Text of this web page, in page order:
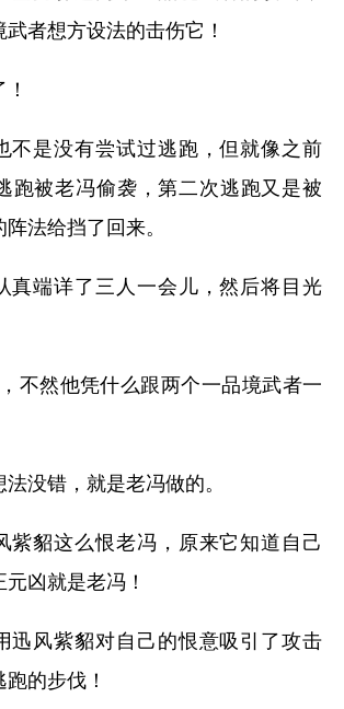
者想方设法的击伤它！
不是没有尝试过逃跑，但就像之前
跑被老冯偷袭，第二次逃跑又是被
法给挡了回来。
真端详了三人一会儿，然后将目光
不然他凭什么跟两个一品境武者一
没错，就是老冯做的。
紫貂这么恨老冯，原来它知道自己
凶就是老冯！
迅风紫貂对自己的恨意吸引了攻击
的步伐！